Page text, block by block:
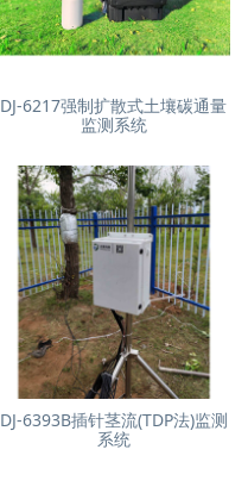
DJ-6217强制扩散式土壤碳通量
监测系统
DJ-6393B插针茎流(TDP法)监测
系统